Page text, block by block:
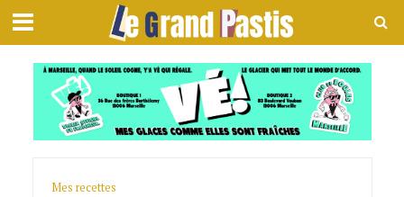
Mes recettes